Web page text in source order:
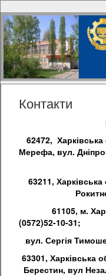
Контакти
62472,
Мерефа, вул.
63211,
61105, м.
(0572)52-10-31;
вул. Сергія
63301, Харківська
Берестин, вул